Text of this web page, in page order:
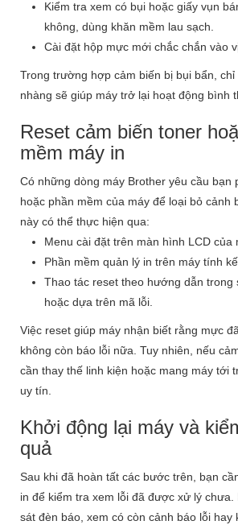
Kiểm tra xem có bụi hoặc giấy vụn
không, dùng khăn mềm lau sạch.
Cài đặt hộp mực mới chắc chắn vào
Trong trường hợp cảm biến bị bụi bẩn, chỉ
nhàng sẽ giúp máy trở lại hoạt động bình
Reset cảm biến toner
mềm máy in
Có những dòng máy Brother yêu cầu bạn
hoặc phần mềm của máy để loại bỏ cảnh
này có thể thực hiện qua:
Menu cài đặt trên màn hình LCD của
Phần mềm quản lý in trên máy tính
Thao tác reset theo hướng dẫn trong
hoặc dựa trên mã lỗi.
Việc reset giúp máy nhận biết rằng mực
không còn báo lỗi nữa. Tuy nhiên, nếu
cần thay thế linh kiện hoặc mang máy tới
uy tín.
Khởi động lại máy và
quả
Sau khi đã hoàn tất các bước trên, bạn
in để kiểm tra xem lỗi đã được xử lý chưa.
sát đèn báo, xem có còn cảnh báo lỗi hay